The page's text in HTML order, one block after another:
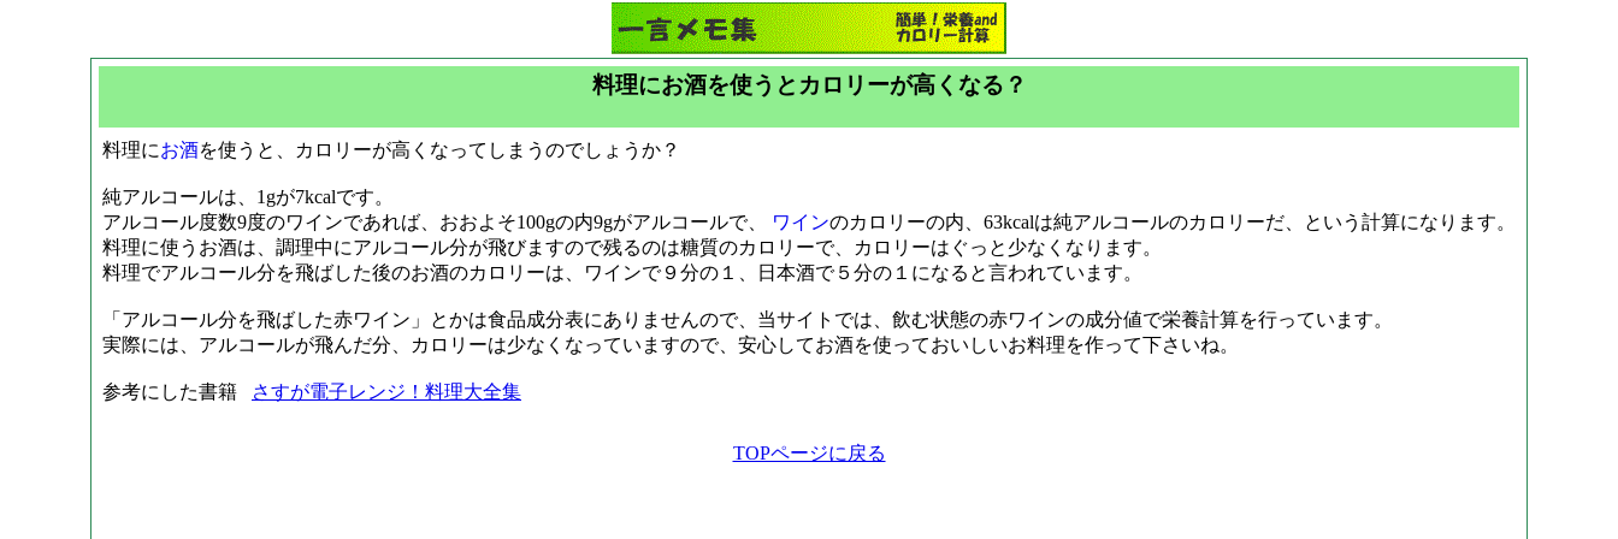
料理にお酒を使うとカロリーが高くなる？
料理にお酒を使うと、カロリーが高くなってしまうのでしょうか？
純アルコールは、1gが7kcalです。
アルコール度数9度のワインであれば、おおよそ100gの内9gがアルコールで、
ワインのカロリーの内、63kcalは純アルコールのカロリーだ、という計算になります。
料理に使うお酒は、調理中にアルコール分が飛びますので残るのは糖質のカロリーで、カロリーはぐっと少なくなります。
料理でアルコール分を飛ばした後のお酒のカロリーは、ワインで９分の１、日本酒で５分の１になると言われています。
「アルコール分を飛ばした赤ワイン」とかは食品成分表にありませんので、当サイトでは、飲む状態の赤ワインの成分値で栄養計算を行っています。
実際には、アルコールが飛んだ分、カロリーは少なくなっていますので、安心してお酒を使っておいしいお料理を作って下さいね。
参考にした書籍 さすが電子レンジ！料理大全集
TOPページに戻る